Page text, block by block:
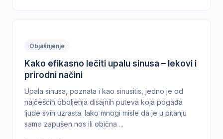
Objašnjenje
Kako efikasno lečiti upalu sinusa – lekovi i
prirodni načini
Upala sinusa, poznata i kao sinusitis, jedno je od
najčešćih oboljenja disajnih puteva koja pogađa
ljude svih uzrasta. Iako mnogi misle da je u pitanju
samo zapušen nos ili obična ...